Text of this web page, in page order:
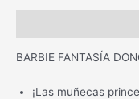
BARBIE FANTASÍA
¡Las muñecas